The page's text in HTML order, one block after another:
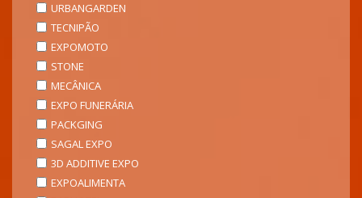
URBANGARDEN
TECNIPÃO
EXPOMOTO
STONE
MECÂNICA
EXPO FUNERÁRIA
PACKGING
SAGAL EXPO
3D ADDITIVE EXPO
EXPOALIMENTA